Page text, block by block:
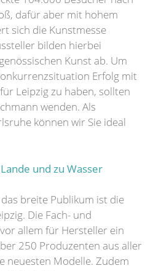
dafür aber mit hohem
sich die Kunstmesse
bilden hierbei
Kunst ab. Um
Erfolg mit
Leipzig zu haben, sollten
wenden. Als
können wir Sie ideal
und zu Wasser
breite Publikum ist die
Die Fach- und
allem für Hersteller ein
250 Produzenten aus aller
neuesten Modelle. Zudem